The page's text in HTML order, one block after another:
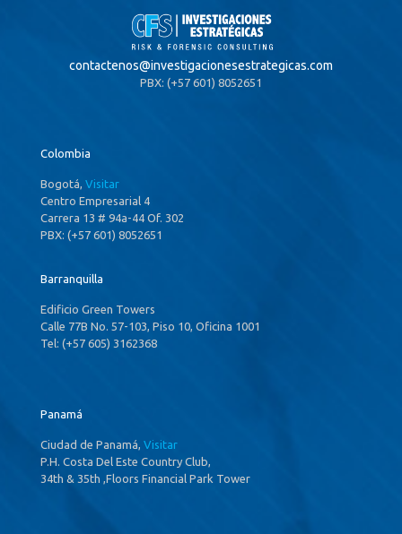
contactenos@investigacionesestrategicas.com
PBX: (+57 601) 8052651
Colombia
Bogotá, Visitar
Centro Empresarial 4
Carrera 13 # 94a-44 Of. 302
PBX: (+57 601) 8052651
Barranquilla
Edificio Green Towers
Calle 77B No. 57-103, Piso 10, Oficina 1001
Tel: (+57 605) 3162368
Panamá
Ciudad de Panamá, Visitar
P.H. Costa Del Este Country Club,
34th & 35th ,Floors Financial Park Tower